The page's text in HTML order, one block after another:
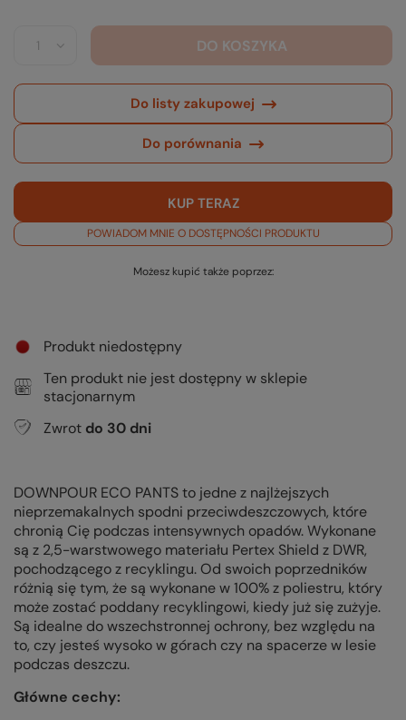
DO KOSZYKA
Do listy zakupowej
Do porównania
KUP TERAZ
POWIADOM MNIE O DOSTĘPNOŚCI PRODUKTU
Możesz kupić także poprzez:
Produkt niedostępny
Ten produkt nie jest dostępny w sklepie
stacjonarnym
Zwrot do 30 dni
DOWNPOUR ECO PANTS to jedne z najlżejszych
nieprzemakalnych spodni przeciwdeszczowych, które
chronią Cię podczas intensywnych opadów. Wykonane
są z 2,5-warstwowego materiału Pertex Shield z DWR,
pochodzącego z recyklingu. Od swoich poprzedników
różnią się tym, że są wykonane w 100% z poliestru, który
może zostać poddany recyklingowi, kiedy już się zużyje.
Są idealne do wszechstronnej ochrony, bez względu na
to, czy jesteś wysoko w górach czy na spacerze w lesie
podczas deszczu.
Główne cechy: